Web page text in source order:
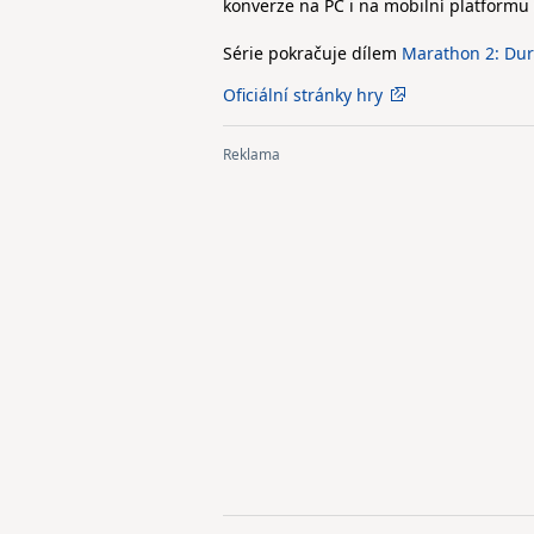
konverze na PC i na mobilní platformu
Série pokračuje dílem Marathon 2:
Oficiální stránky hry